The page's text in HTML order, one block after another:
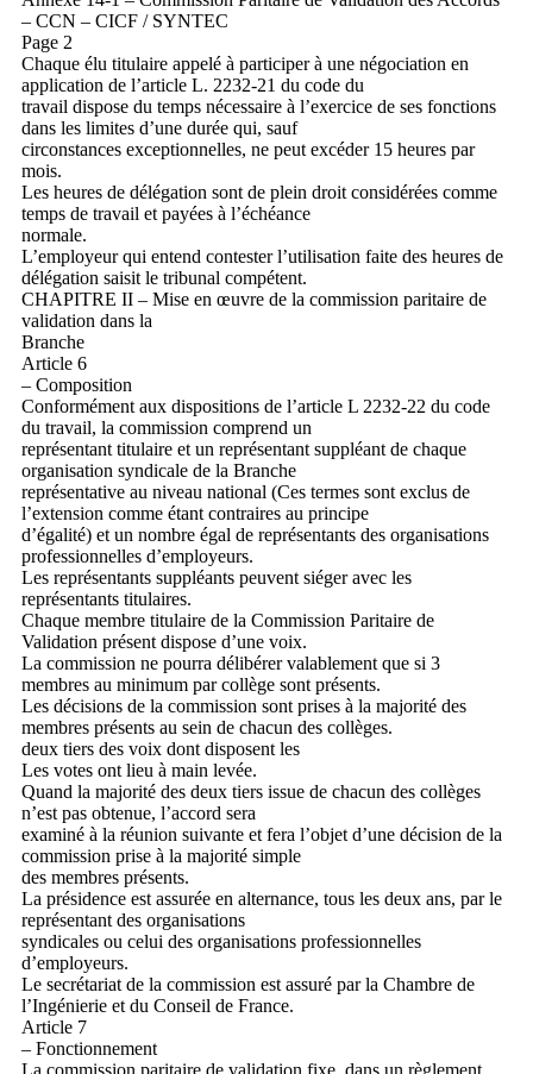
– CCN – CICF / SYNTEC
Page 2
Chaque élu titulaire appelé à participer à une négociation en
application de l’article L. 2232-21 du code du
travail dispose du temps nécessaire à l’exercice de ses fonctions
dans les limites d’une durée qui, sauf
circonstances exceptionnelles, ne peut excéder 15 heures par
mois.
Les heures de délégation sont de plein droit considérées comme
temps de travail et payées à l’échéance
normale.
L’employeur qui entend contester l’utilisation faite des heures de
délégation saisit le tribunal compétent.
CHAPITRE II – Mise en œuvre de la commission paritaire de
validation dans la
Branche
Article 6
– Composition
Conformément aux dispositions de l’article L 2232-22 du code
du travail, la commission comprend un
représentant titulaire et un représentant suppléant de chaque
organisation syndicale de la Branche
représentative au niveau national (Ces termes sont exclus de
l’extension comme étant contraires au principe
d’égalité) et un nombre égal de représentants des organisations
professionnelles d’employeurs.
Les représentants suppléants peuvent siéger avec les
représentants titulaires.
Chaque membre titulaire de la Commission Paritaire de
Validation présent dispose d’une voix.
La commission ne pourra délibérer valablement que si 3
membres au minimum par collège sont présents.
Les décisions de la commission sont prises à la majorité des
membres présents au sein de chacun des collèges.
deux tiers des voix dont disposent les
Les votes ont lieu à main levée.
Quand la majorité des deux tiers issue de chacun des collèges
n’est pas obtenue, l’accord sera
examiné à la réunion suivante et fera l’objet d’une décision de la
commission prise à la majorité simple
des membres présents.
La présidence est assurée en alternance, tous les deux ans, par le
représentant des organisations
syndicales ou celui des organisations professionnelles
d’employeurs.
Le secrétariat de la commission est assuré par la Chambre de
l’Ingénierie et du Conseil de France.
Article 7
– Fonctionnement
La commission paritaire de validation fixe, dans un règlement